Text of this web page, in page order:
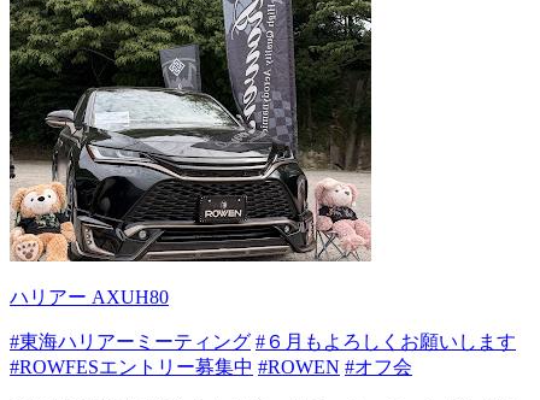
ハリアー AXUH80
#東海ハリアーミーティング #６月もよろしくお願いします
#ROWFESエントリー募集中 #ROWEN #オフ会